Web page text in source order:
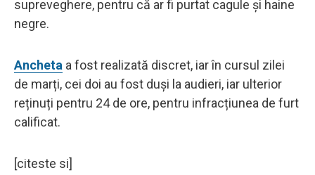
supreveghere, pentru că ar fi purtat cagule și haine
negre.
Ancheta a fost realizată discret, iar în cursul zilei
de marți, cei doi au fost duși la audieri, iar ulterior
reținuți pentru 24 de ore, pentru infracțiunea de furt
calificat.
[citeste si]